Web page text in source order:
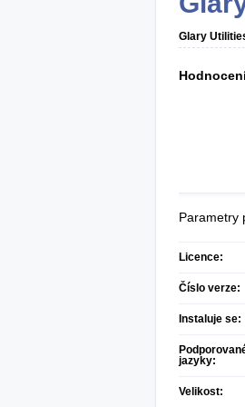
Glary
Parametry
Licence:
Číslo verze:
Instaluje se:
jazyky:
Velikost: